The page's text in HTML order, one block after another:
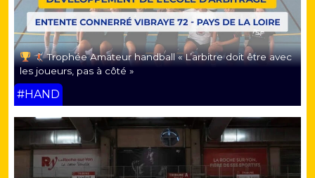
Trophée Amateur handball « L’arbitre doit être avec
les joueurs, pas à côté »
#HAND